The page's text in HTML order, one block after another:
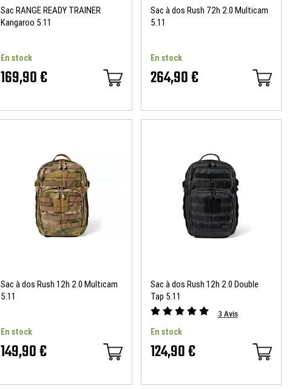
Sac RANGE READY TRAINER
Kangaroo 5.11
En stock
169,90 €
Sac à dos Rush 72h 2.0 Multicam
5.11
En stock
264,90 €
Sac à dos Rush 12h 2.0 Multicam
5.11
En stock
149,90 €
Sac à dos Rush 12h 2.0 Double
Tap 5.11
3Avis
En stock
124,90 €